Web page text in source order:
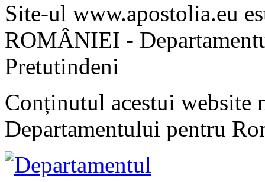
Site-ul www.apostolia.eu
ROMÂNIEI -
Pretutindeni
Conținutul acestui website
Departamentului pentru